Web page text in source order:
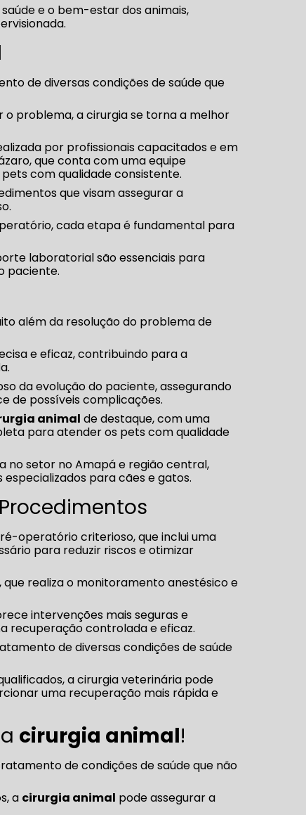
e o bem-estar dos animais,
de diversas condições de saúde que
problema, a cirurgia se torna a melhor
por profissionais capacitados e em
que conta com uma equipe
com qualidade consistente.
que visam assegurar a
cada etapa é fundamental para
laboratorial são essenciais para
paciente.
além da resolução do problema de
e eficaz, contribuindo para a
da evolução do paciente, assegurando
de possíveis complicações.
animal de destaque, com uma
para atender os pets com qualidade
no setor no Amapá e região central,
para cães e gatos.
operatório criterioso, que inclui uma
para reduzir riscos e otimizar
realiza o monitoramento anestésico e
intervenções mais seguras e
recuperação controlada e eficaz.
de diversas condições de saúde
a cirurgia veterinária pode
uma recuperação mais rápida e
cirurgia animal!
de condições de saúde que não
a cirurgia animal pode assegurar a